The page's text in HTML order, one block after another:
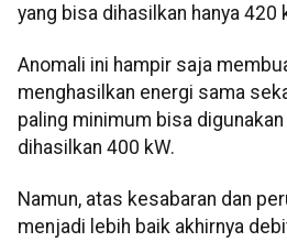
yang bisa dihasilkan hanya 420
Anomali ini hampir saja
menghasilkan energi sama
paling minimum bisa
dihasilkan 400 kW.
Namun, atas kesabaran dan
menjadi lebih baik akhirnya